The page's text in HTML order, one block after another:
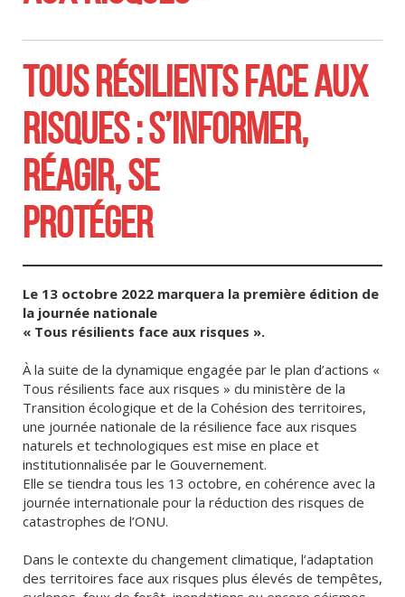
TOUS RÉSILIENTS FACE AUX
RISQUES : S’INFORMER,
RÉAGIR, SE
PROTÉGER
Le 13 octobre 2022 marquera la première édition de
la journée nationale
« Tous résilients face aux risques ».
À la suite de la dynamique engagée par le plan d’actions «
Tous résilients face aux risques » du ministère de la
Transition écologique et de la Cohésion des territoires,
une journée nationale de la résilience face aux risques
naturels et technologiques est mise en place et
institutionnalisée par le Gouvernement.
Elle se tiendra tous les 13 octobre, en cohérence avec la
journée internationale pour la réduction des risques de
catastrophes de l’ONU.
Dans le contexte du changement climatique, l’adaptation
des territoires face aux risques plus élevés de tempêtes,